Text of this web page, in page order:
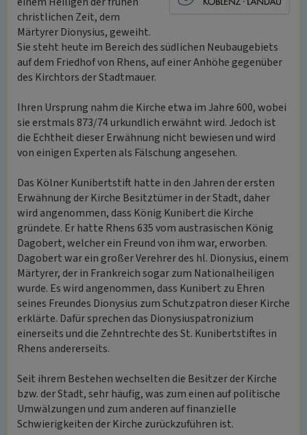
christlichen Zeit, dem
Märtyrer Dionysius, geweiht.
Sie steht heute im Bereich des südlichen Neubaugebiets
auf dem Friedhof von Rhens, auf einer Anhöhe gegenüber
des Kirchtors der Stadtmauer.
Ihren Ursprung nahm die Kirche etwa im Jahre 600, wobei
sie erstmals 873/74 urkundlich erwähnt wird. Jedoch ist
die Echtheit dieser Erwähnung nicht bewiesen und wird
von einigen Experten als Fälschung angesehen.
Das Kölner Kunibertstift hatte in den Jahren der ersten
Erwähnung der Kirche Besitztümer in der Stadt, daher
wird angenommen, dass König Kunibert die Kirche
gründete. Er hatte Rhens 635 vom austrasischen König
Dagobert, welcher ein Freund von ihm war, erworben.
Dagobert war ein großer Verehrer des hl. Dionysius, einem
Märtyrer, der in Frankreich sogar zum Nationalheiligen
wurde. Es wird angenommen, dass Kunibert zu Ehren
seines Freundes Dionysius zum Schutzpatron dieser Kirche
erklärte. Dafür sprechen das Dionysiuspatronizium
einerseits und die Zehntrechte des St. Kunibertstiftes in
Rhens andererseits.
Seit ihrem Bestehen wechselten die Besitzer der Kirche
bzw. der Stadt, sehr häufig, was zum einen auf politische
Umwälzungen und zum anderen auf finanzielle
Schwierigkeiten der Kirche zurückzuführen ist.